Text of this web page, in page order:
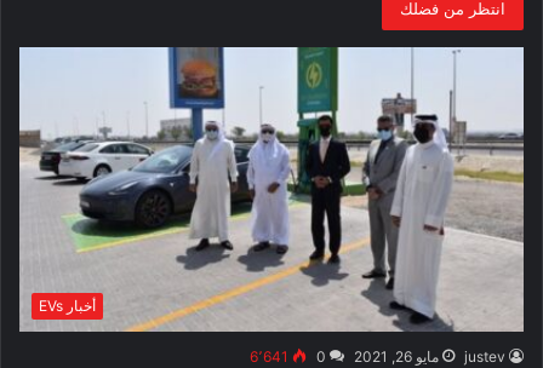
انتظر من فضلك
أخبار EVs
justev مايو 26, 2021 0 6٬641